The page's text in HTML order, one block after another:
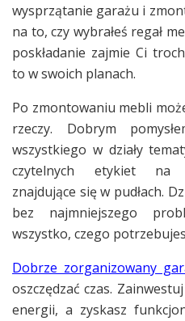
wysprzątanie garażu i
na to, czy wybrałeś regał
poskładanie zajmie Ci
to w swoich planach.
Po zmontowaniu mebli
rzeczy. Dobrym
wszystkiego w działy
czytelnych etykiet na
znajdujące się w pudłach.
bez najmniejszego
wszystko, czego
Dobrze zorganizowany
oszczędzać czas.
energii, a zyskasz